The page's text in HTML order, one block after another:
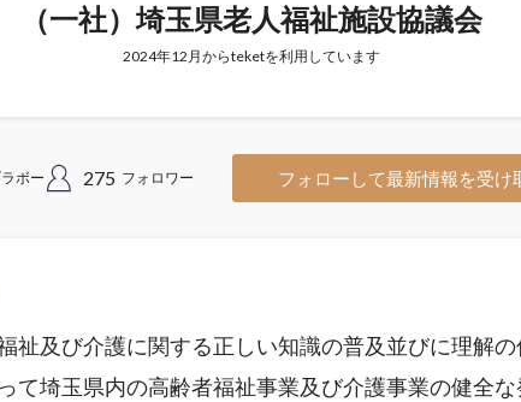
（一社）埼玉県老人福祉施設協議会
2024年12月からteketを利用しています
ボー 275 フォロワー フォローして最新情報を受け
祉及び介護に関する正しい知識の普及並びに理解の
て埼玉県内の高齢者福祉事業及び介護事業の健全な